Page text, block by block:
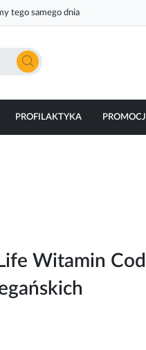
tego samego dnia
Szukaj
PROFILAKTYKA
Witamin